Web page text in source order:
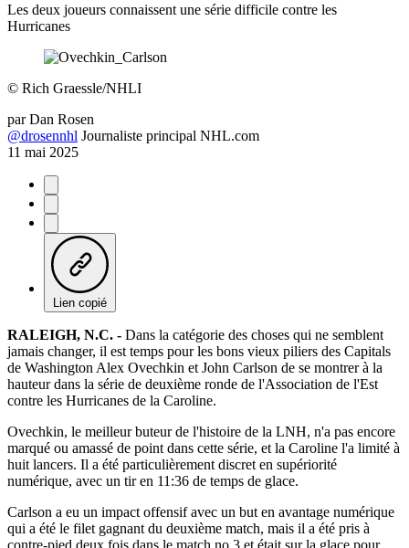
Les deux joueurs connaissent une série difficile contre les
Hurricanes
© Rich Graessle/NHLI
par Dan Rosen
@drosennhl Journaliste principal NHL.com
11 mai 2025
Lien copié
RALEIGH, N.C. - Dans la catégorie des choses qui ne semblent
jamais changer, il est temps pour les bons vieux piliers des Capitals
de Washington Alex Ovechkin et John Carlson de se montrer à la
hauteur dans la série de deuxième ronde de l'Association de l'Est
contre les Hurricanes de la Caroline.
Ovechkin, le meilleur buteur de l'histoire de la LNH, n'a pas encore
marqué ou amassé de point dans cette série, et la Caroline l'a limité à
huit lancers. Il a été particulièrement discret en supériorité
numérique, avec un tir en 11:36 de temps de glace.
Carlson a eu un impact offensif avec un but en avantage numérique
qui a été le filet gagnant du deuxième match, mais il a été pris à
contre-pied deux fois dans le match no 3 et était sur la glace pour